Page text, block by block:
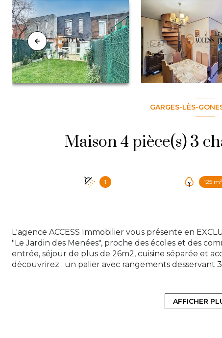
GARGES-LÈS-
1 125 m²
L'agence ACCESS Immobilier vous présente en
"Le Jardin des Menées", proche des écoles et des
entrée, séjour de plus de 26m2, cuisine séparée et
découvrirez : un palier avec rangements desservant
pour profiter des beaux jours ! Chauffage électrique.
antenne TV). Venez découvrir ce bien qui demande
AFFICHER